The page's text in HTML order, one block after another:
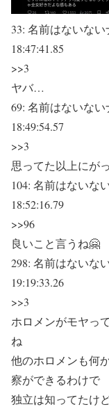
33: 名前はないない
18:47:41.85
>>3
ヤバ…
69: 名前はないない
18:49:54.57
>>3
思ってた以上にが
104: 名前はないな
18:52:16.79
>>96
良いこと言うね🤗
298: 名前はないな
19:19:33.26
>>3
ホロメンがモヤっ
ね
他のホロメンも何
察ができるわけで
独立は知ってたけ